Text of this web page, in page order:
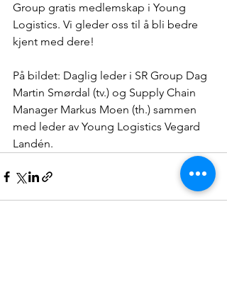
Group gratis medlemskap i Young
Logistics. Vi gleder oss til å bli bedre
kjent med dere!
På bildet: Daglig leder i SR Group Dag
Martin Smørdal (tv.) og Supply Chain
Manager Markus Moen (th.) sammen
med leder av Young Logistics Vegard
Landén.